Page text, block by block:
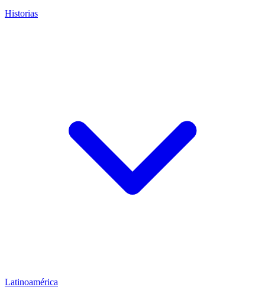
Historias
Latinoamérica